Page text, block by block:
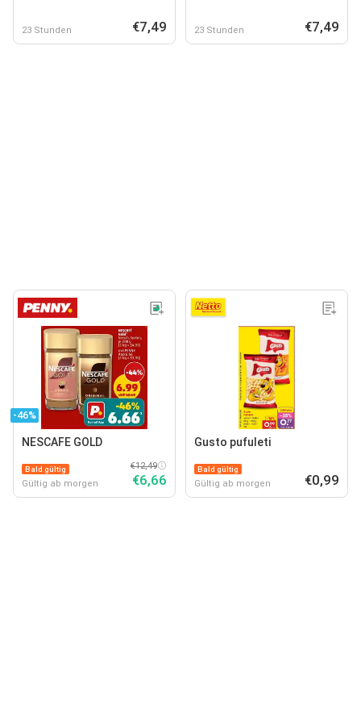
23 Stunden €7,49 23 Stunden €7,49
-46%
NESCAFE GOLD
Bald gültig
Gültig ab morgen
€12,49
€6,66
Gusto pufuleti
Bald gültig
Gültig ab morgen €0,99